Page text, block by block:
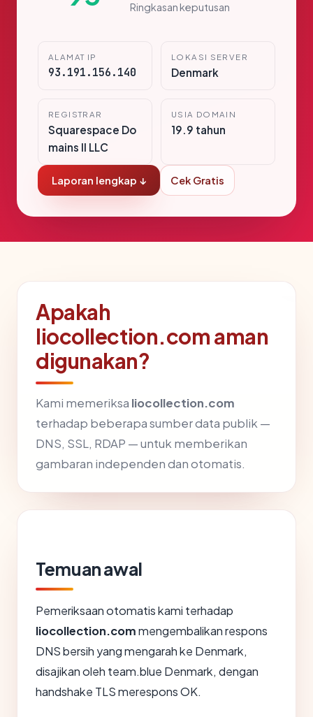
Ringkasan keputusan
ALAMAT IP
93.191.156.140
LOKASI SERVER
Denmark
REGISTRAR
Squarespace Do
mains II LLC
USIA DOMAIN
19.9 tahun
Laporan lengkap ↓ Cek Gratis
Apakah
liocollection.com aman
digunakan?
Kami memeriksa liocollection.com
terhadap beberapa sumber data publik —
DNS, SSL, RDAP — untuk memberikan
gambaran independen dan otomatis.
Temuan awal
Pemeriksaan otomatis kami terhadap
liocollection.commengembalikan respons
DNS bersih yang mengarah ke Denmark,
disajikan oleh team.blue Denmark, dengan
handshake TLS merespons OK.